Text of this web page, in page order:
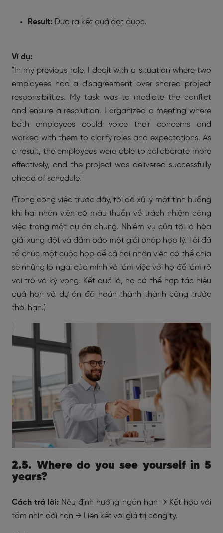
Result: Đưa ra kết quả đạt được.
Ví dụ:
"In my previous role, I dealt with a situation where two
employees had a disagreement over shared project
responsibilities. My task was to mediate the conflict
and ensure a resolution. I organized a meeting where
both employees could voice their concerns and
worked with them to clarify roles and expectations. As
a result, the employees were able to collaborate more
effectively, and the project was delivered successfully
ahead of schedule."
(Trong công việc trước đây, tôi đã xử lý một tình huống
khi hai nhân viên có mâu thuẫn về trách nhiệm công
việc trong một dự án chung. Nhiệm vụ của tôi là hòa
giải xung đột và đảm bảo một giải pháp hợp lý. Tôi đã
tổ chức một cuộc họp để cả hai nhân viên có thể chia
sẻ những lo ngại của mình và làm việc với họ để làm rõ
vai trò và kỳ vọng. Kết quả là, họ có thể hợp tác hiệu
quả hơn và dự án đã hoàn thành thành công trước
thời hạn.)
2.5. Where do you see yourself in 5
years?
Cách trả lời: Nêu định hướng ngắn hạn → Kết hợp với
tầm nhìn dài hạn → Liên kết với giá trị công ty.